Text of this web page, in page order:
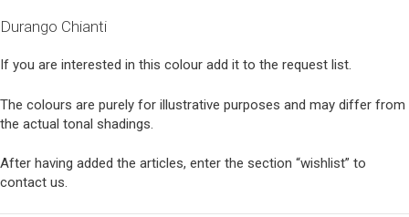
Durango Chianti
If you are interested in this colour add it to the request list.
The colours are purely for illustrative purposes and may differ from
the actual tonal shadings.
After having added the articles, enter the section “wishlist” to
contact us.